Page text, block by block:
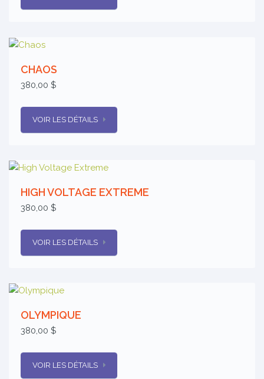
CHAOS
380,00 $
VOIR LES DÉTAILS
HIGH VOLTAGE EXTREME
380,00 $
VOIR LES DÉTAILS
OLYMPIQUE
380,00 $
VOIR LES DÉTAILS